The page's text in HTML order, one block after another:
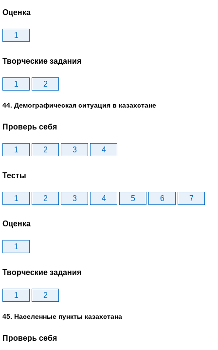
Оценка
1
Творческие задания
1 2
44. Демографическая ситуация в казахстане
Проверь себя
1 2 3 4
Тесты
1 2 3 4 5 6 7
Оценка
1
Творческие задания
1 2
45. Населенные пункты казахстана
Проверь себя